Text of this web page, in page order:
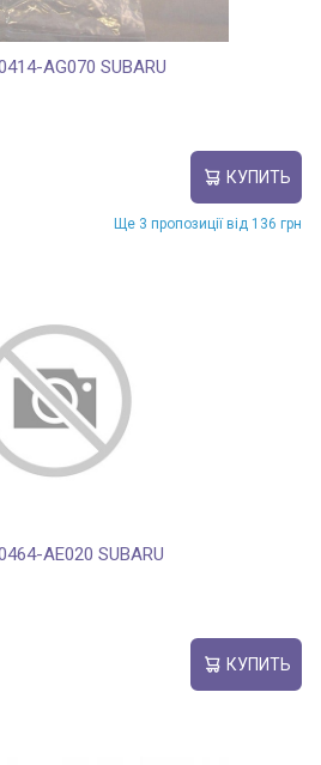
AG070 SUBARU
КУПИТЬ
Ще 3 пропозиції від 136 грн
AE020 SUBARU
КУПИТЬ